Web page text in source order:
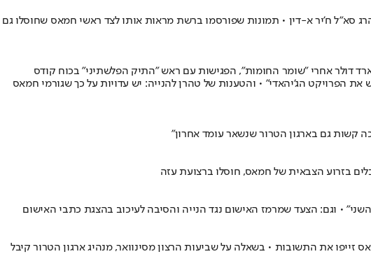
טוענים שאוסמה טבש נהרג בגל התקיפות של צה"ל • לפי הדיווחים, היה בין האחראים על חשיפת כוח צה"ל ב-2018 בו נהרג סא"ל ח'יר א-דין • תמונות שפורסמו ברשת מראות אותו לצד ראשי חמאס שחוסלו גם
דולר אחרי "שומר החומות", הפגישות עם ראש "התיק הפלשתיני" בכוח קודס
הפרויקט הג'יהאדי" • והטענות של טהרן להנייה: יש עדויות על כך שגורמי חמאס
קשות גם בארגון הטרור שנשאר עומד אחרון"
בזרוע הצבאית של חמאס, חוסלו ברצועת עזה
• וגם: הצעד שמרמז האישום נגד הנייה והסיבה לעיכוב בהצגת כתבי האישום
את התשובות • בשאלה על שביעות הרצון מסינוואר, מנהיג ארגון הטרור קיבל